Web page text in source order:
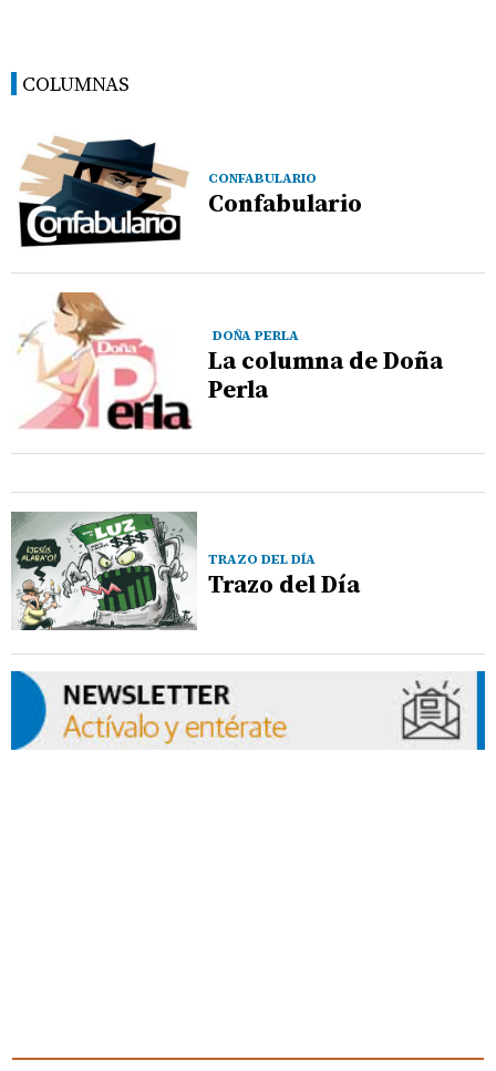
COLUMNAS
CONFABULARIO
Confabulario
DOÑA PERLA
La columna de Doña
Perla
TRAZO DEL DÍA
Trazo del Día